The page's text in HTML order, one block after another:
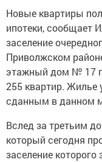
Новые квартиры
ипотеки, сообщает
заселение
Приволжском
этажный дом № 17
255 квартир. Жилье
сданным в данном
Вслед за третьим
который сегодня
заселение